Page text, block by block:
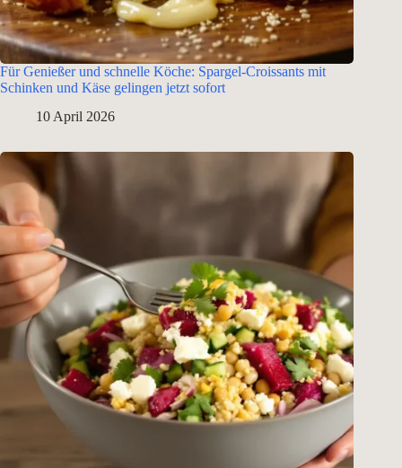
Für Genießer und schnelle Köche: Spargel-Croissants mit
Schinken und Käse gelingen jetzt sofort
10 April 2026